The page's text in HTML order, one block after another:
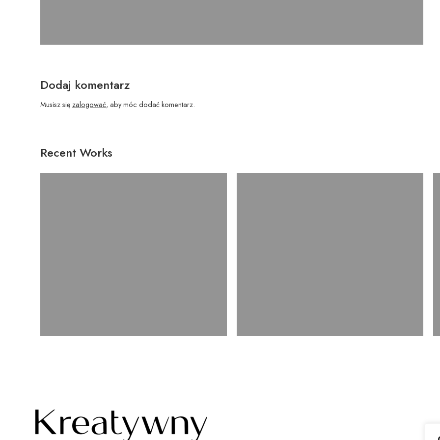
Dodaj komentarz
Musisz sięzalogować, aby móc dodać komentarz.
Recent Works